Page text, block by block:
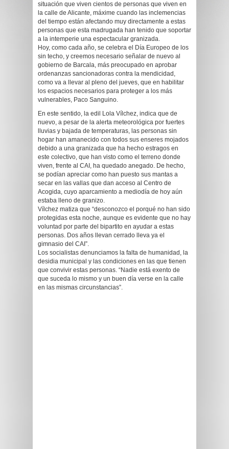
situación que viven cientos de personas que viven en
la calle de Alicante, máxime cuando las inclemencias
del tiempo están afectando muy directamente a estas
personas que esta madrugada han tenido que soportar
a la intemperie una espectacular granizada.
Hoy, como cada año, se celebra el Día Europeo de los
sin techo, y creemos necesario señalar de nuevo al
gobierno de Barcala, más preocupado en aprobar
ordenanzas sancionadoras contra la mendicidad,
como va a llevar al pleno del jueves, que en habilitar
los espacios necesarios para proteger a los más
vulnerables, Paco Sanguino.
En este sentido, la edil Lola Vílchez, indica que de
nuevo, a pesar de la alerta meteorológica por fuertes
lluvias y bajada de temperaturas, las personas sin
hogar han amanecido con todos sus enseres mojados
debido a una granizada que ha hecho estragos en
este colectivo, que han visto como el terreno donde
viven, frente al CAI, ha quedado anegado. De hecho,
se podían apreciar como han puesto sus mantas a
secar en las vallas que dan acceso al Centro de
Acogida, cuyo aparcamiento a mediodía de hoy aún
estaba lleno de granizo.
Vílchez matiza que “desconozco el porqué no han sido
protegidas esta noche, aunque es evidente que no hay
voluntad por parte del bipartito en ayudar a estas
personas. Dos años llevan cerrado lleva ya el
gimnasio del CAI”.
Los socialistas denunciamos la falta de humanidad, la
desidia municipal y las condiciones en las que tienen
que convivir estas personas. “Nadie está exento de
que suceda lo mismo y un buen día verse en la calle
en las mismas circunstancias”.